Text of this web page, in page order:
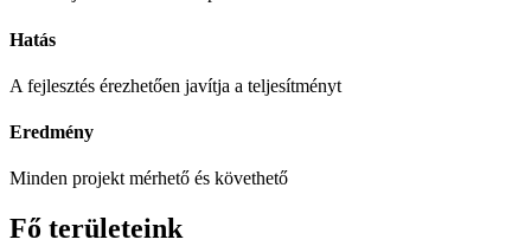
Hatás
A fejlesztés érezhetően javítja a teljesítményt
Eredmény
Minden projekt mérhető és követhető
Fő területeink